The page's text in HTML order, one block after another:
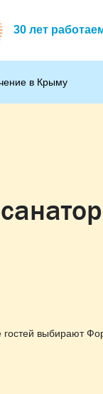
30 лет
в Крыму
выбирают